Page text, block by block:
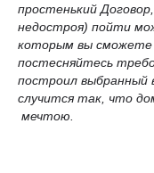
простенький
недостроя) пойти
которым вы сможете
постесняйтесь
построил выбранный
случится так, что
мечтою.